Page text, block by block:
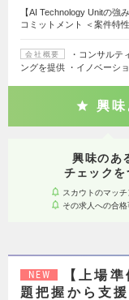
【AI Technology Unitの強
コミットメント ＜案件特
会社概要
・コンサルテ
ングを提供 ・イノベーシ
興味
興味のあ
チェック
スカウトのマッ
その求人への合
NEW
【上場
題把握から支